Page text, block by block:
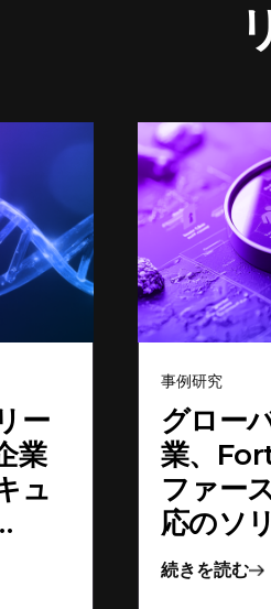
ー
業
ュ
事例研究
グロー
業、
ファー
応のソ
りセキ
続きを読む